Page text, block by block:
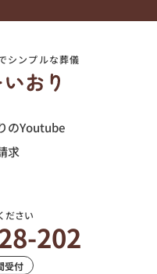
シンプルな葬儀
のYoutube
求
ださい
202
受付